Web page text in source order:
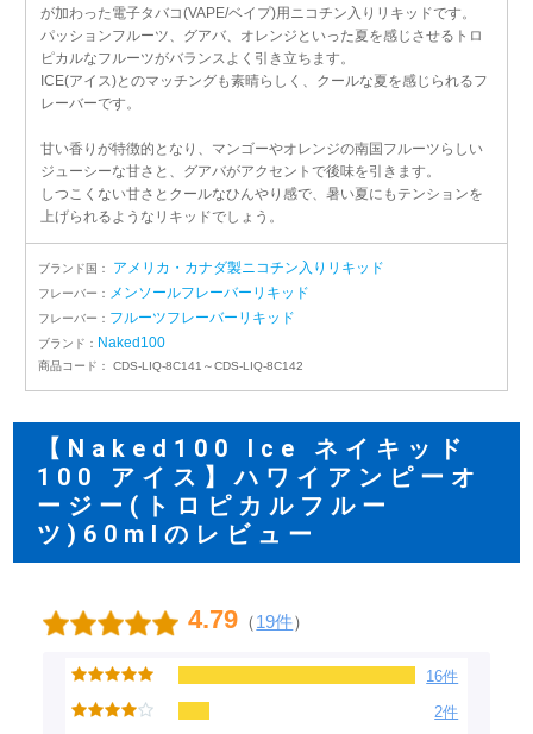
が加わった電子タバコ(VAPE/ベイプ)用ニコチン入りリキッドです。
パッションフルーツ、グアバ、オレンジといった夏を感じさせるトロ
ピカルなフルーツがバランスよく引き立ちます。
ICE(アイス)とのマッチングも素晴らしく、クールな夏を感じられるフ
レーバーです。
甘い香りが特徴的となり、マンゴーやオレンジの南国フルーツらしい
ジューシーな甘さと、グアバがアクセントで後味を引きます。
しつこくない甘さとクールなひんやり感で、暑い夏にもテンションを
上げられるようなリキッドでしょう。
ブランド国： アメリカ・カナダ製ニコチン入りリキッド
フレーバー： メンソールフレーバーリキッド
フレーバー： フルーツフレーバーリキッド
ブランド： Naked100
商品コード： CDS-LIQ-8C141～CDS-LIQ-8C142
【Naked100 Ice ネイキッド
100 アイス】ハワイアンピーオ
ージー(トロピカルフルー
ツ)60mlのレビュー
4.79 （19件）
16件
2件